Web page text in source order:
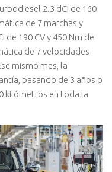
2.3 dCi de 160
de 7 marchas y
de 190 CV y 450 Nm de
de 7 velocidades
mismo mes, la
pasando de 3 años o
kilómetros en toda la